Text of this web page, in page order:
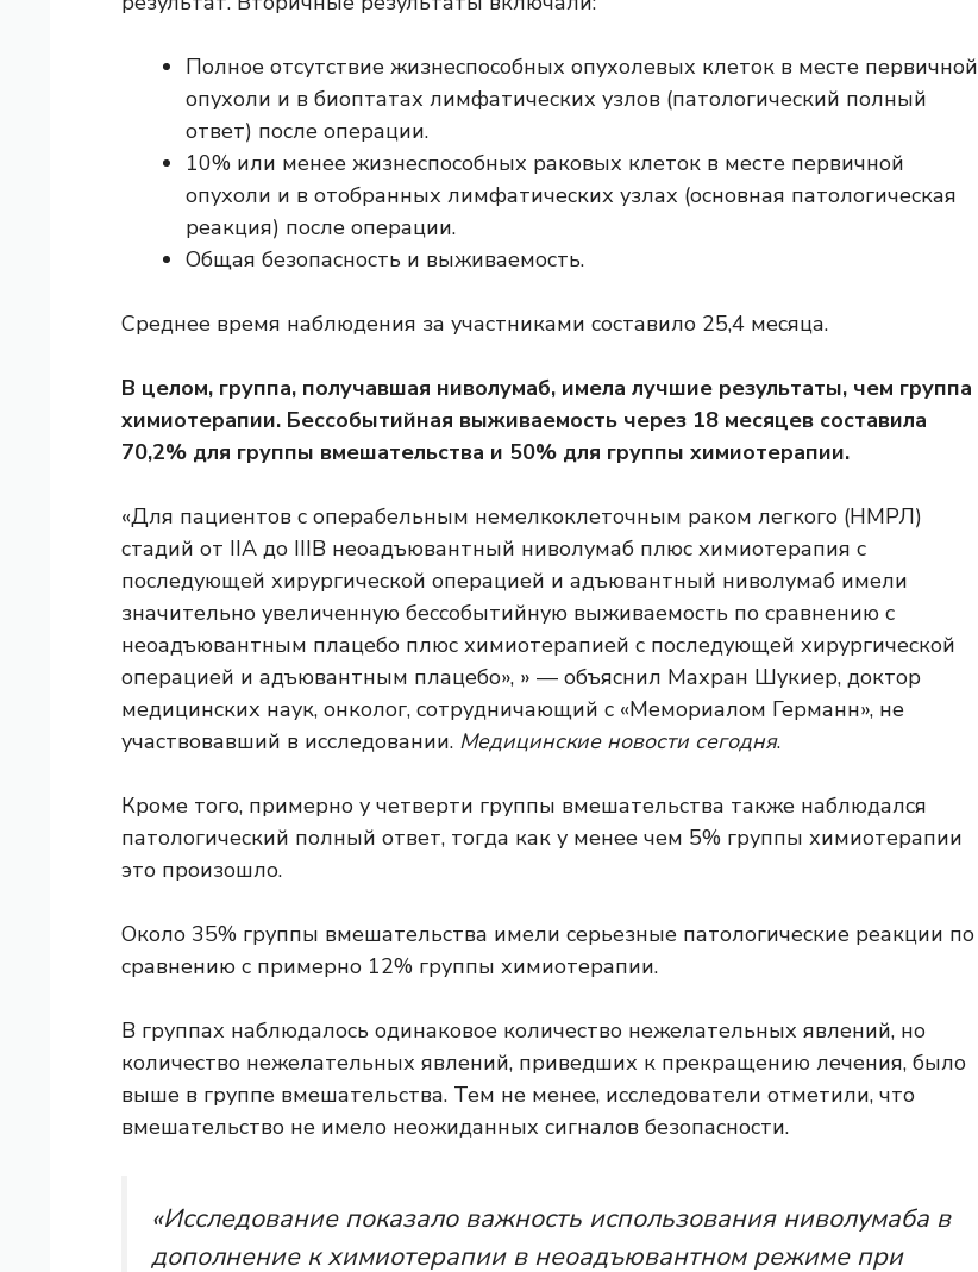
Полное отсутствие жизнеспособных опухолевых клеток в месте первичной
опухоли и в биоптатах лимфатических узлов (патологический полный
ответ) после операции.
10% или менее жизнеспособных раковых клеток в месте первичной
опухоли и в отобранных лимфатических узлах (основная патологическая
реакция) после операции.
Общая безопасность и выживаемость.
Среднее время наблюдения за участниками составило 25,4 месяца.
В целом, группа, получавшая ниволумаб, имела лучшие результаты, чем группа
химиотерапии. Бессобытийная выживаемость через 18 месяцев составила
70,2% для группы вмешательства и 50% для группы химиотерапии.
«Для пациентов с операбельным немелкоклеточным раком легкого (НМРЛ)
стадий от IIA до IIIB неоадъювантный ниволумаб плюс химиотерапия с
последующей хирургической операцией и адъювантный ниволумаб имели
значительно увеличенную бессобытийную выживаемость по сравнению с
неоадъювантным плацебо плюс химиотерапией с последующей хирургической
операцией и адъювантным плацебо», » — объяснил Махран Шукиер, доктор
медицинских наук, онколог, сотрудничающий с «Мемориалом Германн», не
участвовавший в исследовании. Медицинские новости сегодня.
Кроме того, примерно у четверти группы вмешательства также наблюдался
патологический полный ответ, тогда как у менее чем 5% группы химиотерапии
это произошло.
Около 35% группы вмешательства имели серьезные патологические реакции по
сравнению с примерно 12% группы химиотерапии.
В группах наблюдалось одинаковое количество нежелательных явлений, но
количество нежелательных явлений, приведших к прекращению лечения, было
выше в группе вмешательства. Тем не менее, исследователи отметили, что
вмешательство не имело неожиданных сигналов безопасности.
«Исследование показало важность использования ниволумаба в
дополнение к химиотерапии в неоадъювантном режиме при